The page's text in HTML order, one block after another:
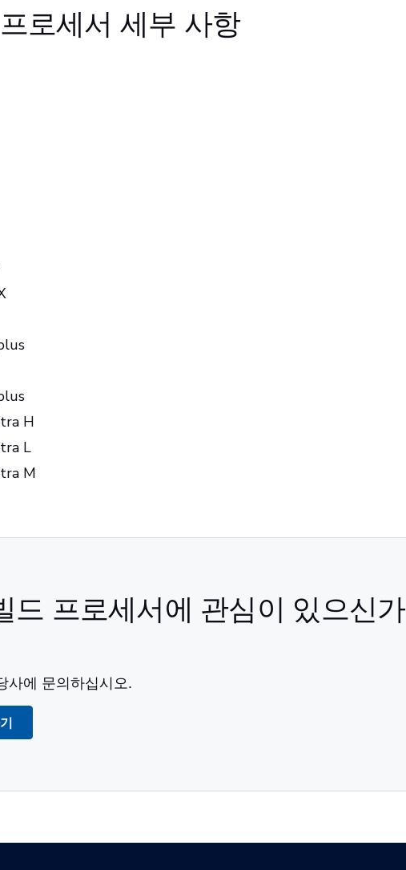
로세서 세부 사항
H
L
M
드 프로세서에 관심이 있으신가
사에 문의하십시오.